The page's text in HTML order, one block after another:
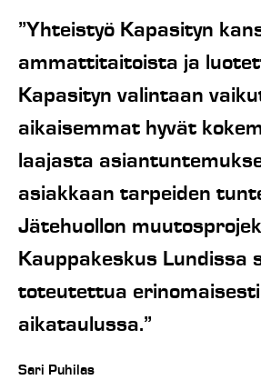
”Yhteistyö Kapasityn
ammattitaitoista ja
Kapasityn valintaan
aikaisemmat hyvät
laajasta
asiakkaan tarpeiden
Jätehuollon
Kauppakeskus Lundissa
toteutettua
aikataulussa.”
Sari Puhilas